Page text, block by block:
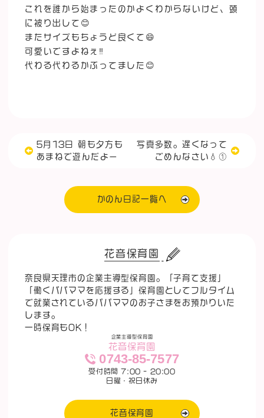
これを誰から始まったのかよくわからないけど、頭
に被り出して😊
またサイズもちょうど良くて😄
可愛いですよねぇ‼️
代わる代わるかぶってました😊
5月13日 朝も夕方も
あまねで遊んだよー
写真多数。遅くなって
ごめんなさい💧①
かのん日記一覧へ
花音保育園
奈良県天理市の企業主導型保育園。「子育て支援」
「働くパパママを応援する」保育園としてフルタイム
で就業されているパパママのお子さまをお預かりいた
します。
一時保育もOK！
企業主導型保育園
花音保育園
0743-85-7577
受付時間 7:00 - 20:00
日曜・祝日休み
花音保育園